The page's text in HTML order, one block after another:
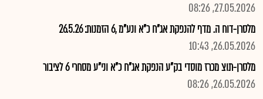
27.05.2026, 08:26
מלסרן-דוח ה. מדף להנפקת אג"ח כ"א ונע"מ ,6 הזמנות: 26.5.26
26.05.2026, 10:43
מלסרן-תוצ מכרז מוסדי בק"ע הנפקת אג"ח כ"א וני"ע מסחרי 6 לציבור
26.05.2026, 08:26